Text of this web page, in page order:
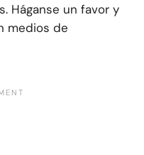
Háganse un favor y
medios de